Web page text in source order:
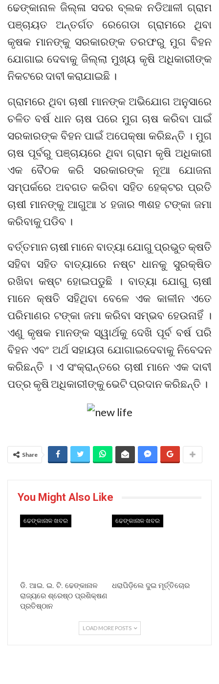
ଢେଙ୍କାନାଳ ଜିଲ୍ଳା ସଦର ବ୍ଲକ ନଡିଆଳୀ ଗ୍ରାମ
ପଞ୍ଚାୟତ ଅନ୍ତର୍ଗତ ରେଗେଡା ଗ୍ରାମରେ ଥିବା
କୃଷକ ମାନଙ୍କୁ ସରକାରଙ୍କ ତରଫରୁ ମୁଗ ବିହନ
ଯୋଗାଇ ଦେବାକୁ ଜିଲ୍ଲା ମୁଖ୍ୟ କୃଷି ଅଧିକାରୀଙ୍କ
ନିକଟରେ ଦାବୀ କରାଯାଇଛି ।
ଗ୍ରାମରେ ଥିବା ଚାଷୀ ମାନଙ୍କ ଅଭିଯୋଗ ଅନୁସାରେ
ଚଳିତ ବର୍ଷ ଧାନ ଚାଷ ପରେ ମୁଗ ଚାଷ କରିବା ପାଇଁ
ସରକାରଙ୍କ ବିହନ ପାଇଁ ଅପେକ୍ଷା କରିଛନ୍ତି । ମୁଗ
ଚାଷ ପୂର୍ବରୁ ପଞ୍ଚାୟରେ ଥିବା ଗ୍ରାମ କୃଷି ଅଧିକାରୀ
ଏକ ବୈଠକ କରି ସରକାରଙ୍କ ନୂଆ ଯୋଜନା
ସମ୍ପର୍କରେ ଅବଗତ କରିବା ସହିତ ହେକ୍ଟର ପ୍ରତି
ଚାଷୀ ମାନଙ୍କୁ ଆଗୁଆ ୪ ହଜାର ୩ଶହ ଟଙ୍କା ଜମା
କରିବାକୁ ପଡିବ ।
ବର୍ତ୍ତମାନ ଚାଷୀ ମାନେ ବାତ୍ୟା ଯୋଗୁ ପ୍ରଭୁତ କ୍ଷତି
ସହିବା ସହିତ ବାତ୍ୟାରେ ନଷ୍ଟ ଧାନକୁ ସୁରକ୍ଷିତ
ରଖିବା କଷ୍ଟ ହୋଇପଡୁଛି । ବାତ୍ୟା ଯୋଗୁ ଚାଷୀ
ମାନେ କ୍ଷତି ସହିଥିବା ବେଳେ ଏକ କାଳୀନ ଏତେ
ପରିମାଣର ଟଙ୍କା ଜମା କରିବା ସମ୍ଭବ ହେଉନାହିଁ ।
ଏଣୁ କୃଷକ ମାନଙ୍କ ସ୍ୱାର୍ଥକୁ ଦେଖି ପୂର୍ବ ବର୍ଷ ପରି
ବିହନ ଏବଂ ଅର୍ଥ ସହାୟତା ଯୋଗାଇଦେବାକୁ ନିବେଦନ
କରିଛନ୍ତି । ଏ ସଂକ୍ରାନ୍ତରେ ଚାଷୀ ମାନେ ଏକ ଦାବୀ
ପତ୍ର କୃଷି ଅଧିକାରୀଙ୍କୁ ଭେଟି ପ୍ରଦାନ କରିଛନ୍ତି ।
Share
You Might Also Like
ଢେଙ୍କାନାଳ ଖବର
ଡି. ଆଇ. ଇ. ଟି. ଢେଙ୍କାନାଳ
ରାଜ୍ୟରେ ଶ୍ରେଷ୍ଠ ପ୍ରଶିକ୍ଷଣ
ପ୍ରତିଷ୍ଠାନ
ଢେଙ୍କାନାଳ ଖବର
ଧରାପିଡ଼ିଲେ ଦୁଇ ମୂର୍ତ୍ତିଚୋର
LOAD MORE POSTS